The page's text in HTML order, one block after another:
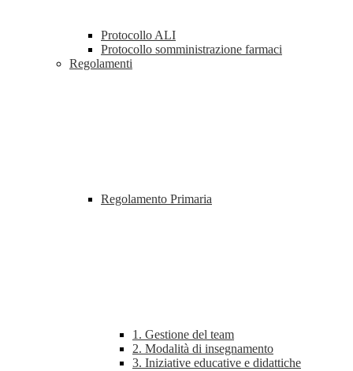
Protocollo ALI
Protocollo somministrazione farmaci
Regolamenti
Regolamento Primaria
1. Gestione del team
2. Modalità di insegnamento
3. Iniziative educative e didattiche